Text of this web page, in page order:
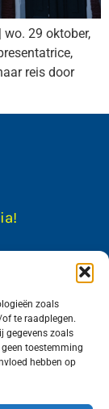
zoals
te raadplegen.
gegevens zoals
toestemming
hebben op
29 oktober,
reis door
het nieuws
hoofdplaats